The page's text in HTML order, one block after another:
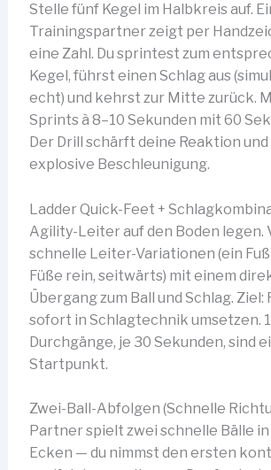
Stelle fünf Kegel im Halbkreis auf.
Trainingspartner zeigt per
eine Zahl. Du sprintest zum
Kegel, führst einen Schlag aus
echt) und kehrst zur Mitte zurück.
Sprints à 8–10 Sekunden mit 60
Der Drill schärft deine Reaktion
explosive Beschleunigung.
Ladder Quick-Feet +
Agility-Leiter auf den Boden legen.
schnelle Leiter-Variationen (ein
Füße rein, seitwärts) mit einem
Übergang zum Ball und Schlag. Ziel:
sofort in Schlagtechnik umsetzen.
Durchgänge, je 30 Sekunden, sind
Startpunkt.
Zwei-Ball-Abfolgen (Schnelle
Partner spielt zwei schnelle Bälle
Ecken — du nimmst den ersten